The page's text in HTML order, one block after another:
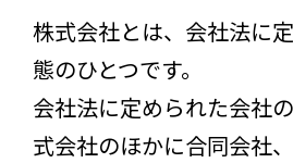
株式会社とは、会社法に
態のひとつです。
会社法に定められた会社
式会社のほかに合同会社